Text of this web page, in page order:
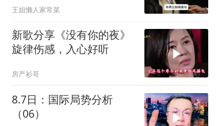
王姐懒人家常菜
新歌分享《没有你的夜》
旋律伤感，入心好听
房产衫哥
8.7日：国际局势分析
（06）